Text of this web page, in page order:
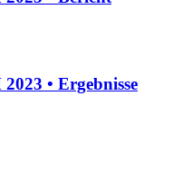
• Ergebnisse